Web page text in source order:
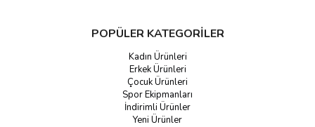
POPÜLER KATEGORİLER
Kadın Ürünleri
Erkek Ürünleri
Çocuk Ürünleri
Spor Ekipmanları
İndirimli Ürünler
Yeni Ürünler